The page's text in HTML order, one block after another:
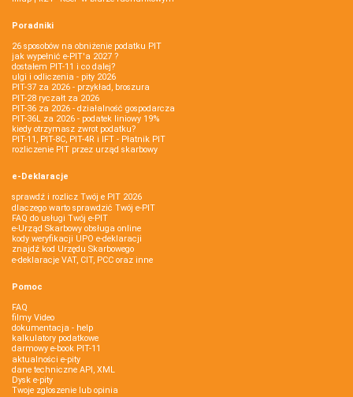
Poradniki
26 sposobów na obniżenie podatku PIT
jak wypełnić e-PIT'a 2027 ?
dostałem PIT-11 i co dalej?
ulgi i odliczenia - pity 2026
PIT-37 za 2026 - przykład, broszura
PIT-28 ryczałt za 2026
PIT-36 za 2026 - działalność gospodarcza
PIT-36L za 2026 - podatek liniowy 19%
kiedy otrzymasz zwrot podatku?
PIT-11, PIT-8C, PIT-4R i IFT - Płatnik PIT
rozliczenie PIT przez urząd skarbowy
e-Deklaracje
sprawdź i rozlicz Twój e PIT 2026
dlaczego warto sprawdzić Twój e-PIT
FAQ do usługi Twój e-PIT
e-Urząd Skarbowy obsługa online
kody weryfikacji UPO e-deklaracji
znajdź kod Urzędu Skarbowego
e-deklaracje VAT, CIT, PCC oraz inne
Pomoc
FAQ
filmy Video
dokumentacja - help
kalkulatory podatkowe
darmowy e-book PIT-11
aktualności e-pity
dane techniczne API, XML
Dysk e-pity
Twoje zgłoszenie lub opinia